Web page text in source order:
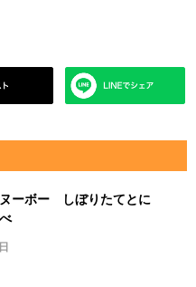
ーボー しぼりたてとに